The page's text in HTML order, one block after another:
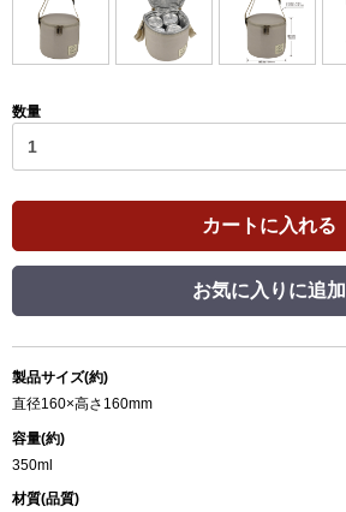
数量
カートに入れる
お気に入りに追加
製品サイズ(約)
直径160×高さ160mm
容量(約)
350ml
材質(品質)